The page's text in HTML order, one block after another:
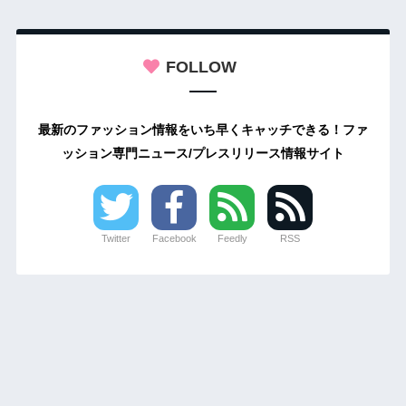
FOLLOW
最新のファッション情報をいち早くキャッチできる！ファ
ッション専門ニュース/プレスリリース情報サイト
Twitter Facebook Feedly RSS